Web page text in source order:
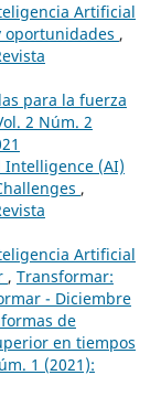
Artificial
oportunidades ,
para la fuerza
2 Núm. 2
(AI)
,
Artificial
, Transformar:
- Diciembre
de
en tiempos
1 (2021):